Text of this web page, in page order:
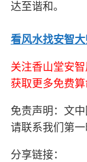
达至谐和。
看风水找安智
关注香山堂安智
获取更多免费
免责声明：文
请联系我们第一
分享链接：